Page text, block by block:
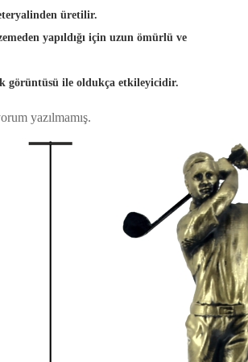
üretilir.
yapıldığı için uzun ömürlü ve
görüntüsü ile oldukça etkileyicidir.
yazılmamış.